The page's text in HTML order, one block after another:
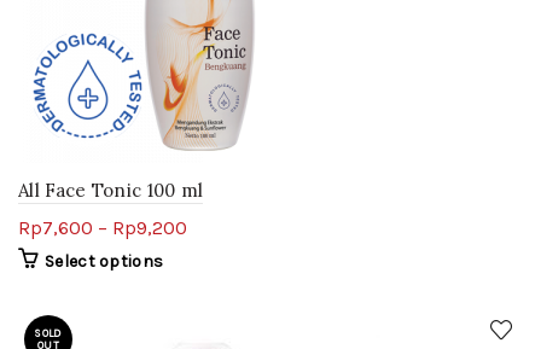
All Face Tonic 100 ml
Rp7,600 – Rp9,200
Select options
SOLD
OUT